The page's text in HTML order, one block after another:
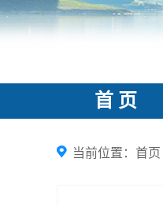
首 页
当前位置： 首页